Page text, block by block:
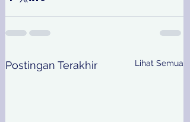
Postingan Terakhir Lihat Semua